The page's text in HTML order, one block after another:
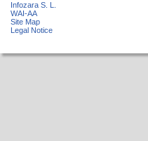
Infozara S. L.
WAI-AA
Site Map
Legal Notice